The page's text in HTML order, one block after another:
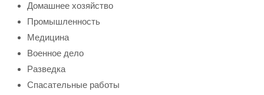
Домашнее хозяйство
Промышленность
Медицина
Военное дело
Разведка
Спасательные работы